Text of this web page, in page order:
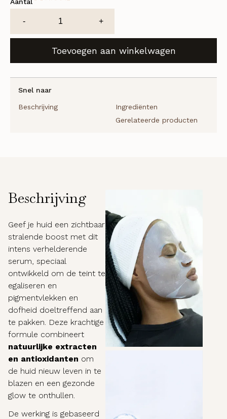
Snel naar
Beschrijving
Ingrediënten
Gerelateerde producten
-
Cellulose
Mask
aantal
+
Toevoegen aan winkelwagen
Beschrijving
Geef je huid een zichtbaar
stralende boost met dit
intens verhelderende
serum, speciaal
ontwikkeld om de teint te
egaliseren en
pigmentvlekken en
dofheid doeltreffend aan
te pakken. Deze krachtige
formule combineert
natuurlijke extracten
en antioxidanten om
de huid nieuw leven in te
blazen en een gezonde
glow te onthullen.
De werking is gebaseerd